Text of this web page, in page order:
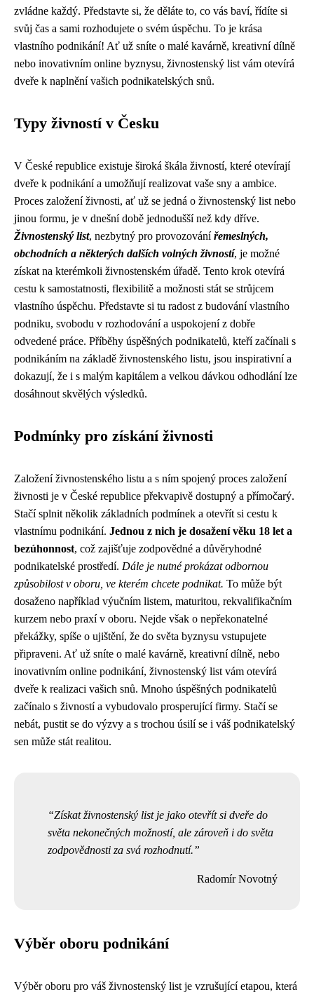
zvládne každý. Představte si, že děláte to, co vás baví, řídíte si
svůj čas a sami rozhodujete o svém úspěchu. To je krása
vlastního podnikání! Ať už sníte o malé kavárně, kreativní dílně
nebo inovativním online byznysu, živnostenský list vám otevírá
dveře k naplnění vašich podnikatelských snů.
Typy živností v Česku
V České republice existuje široká škála živností, které otevírají
dveře k podnikání a umožňují realizovat vaše sny a ambice.
Proces založení živnosti, ať už se jedná o živnostenský list nebo
jinou formu, je v dnešní době jednodušší než kdy dříve.
Živnostenský list, nezbytný pro provozovánířemeslných,
obchodních a některých dalších volných živností, je možné
získat na kterémkoli živnostenském úřadě. Tento krok otevírá
cestu k samostatnosti, flexibilitě a možnosti stát se strůjcem
vlastního úspěchu. Představte si tu radost z budování vlastního
podniku, svobodu v rozhodování a uspokojení z dobře
odvedené práce. Příběhy úspěšných podnikatelů, kteří začínali s
podnikáním na základě živnostenského listu, jsou inspirativní a
dokazují, že i s malým kapitálem a velkou dávkou odhodlání lze
dosáhnout skvělých výsledků.
Podmínky pro získání živnosti
Založení živnostenského listu a s ním spojený proces založení
živnosti je v České republice překvapivě dostupný a přímočarý.
Stačí splnit několik základních podmínek a otevřít si cestu k
vlastnímu podnikání. Jednou z nich je dosažení věku 18 let a
bezúhonnost, což zajišťuje zodpovědné a důvěryhodné
podnikatelské prostředí. Dále je nutné prokázat odbornou
způsobilost v oboru, ve kterém chcete podnikat. To může být
dosaženo například výučním listem, maturitou, rekvalifikačním
kurzem nebo praxí v oboru. Nejde však o nepřekonatelné
překážky, spíše o ujištění, že do světa byznysu vstupujete
připraveni. Ať už sníte o malé kavárně, kreativní dílně, nebo
inovativním online podnikání, živnostenský list vám otevírá
dveře k realizaci vašich snů. Mnoho úspěšných podnikatelů
začínalo s živností a vybudovalo prosperující firmy. Stačí se
nebát, pustit se do výzvy a s trochou úsilí se i váš podnikatelský
sen může stát realitou.
Získat živnostenský list je jako otevřít si dveře do
světa nekonečných možností, ale zároveň i do světa
zodpovědnosti za svá rozhodnutí.
Radomír Novotný
Výběr oboru podnikání
Výběr oboru pro váš živnostenský list je vzrušující etapou, která